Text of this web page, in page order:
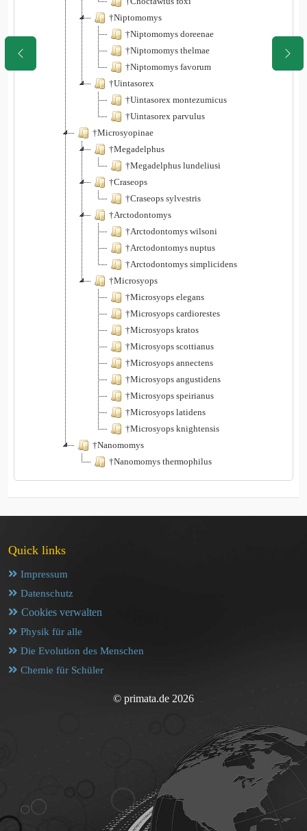
†Niptomomys
†Niptomomys doreenae
†Niptomomys thelmae
†Niptomomys favorum
†Uintasorex
†Uintasorex montezumicus
†Uintasorex parvulus
†Microsyopinae
†Megadelphus
†Megadelphus lundeliusi
†Craseops
†Craseops sylvestris
†Arctodontomys
†Arctodontomys wilsoni
†Arctodontomys nuptus
†Arctodontomys simplicidens
†Microsyops
†Microsyops elegans
†Microsyops cardiorestes
†Microsyops kratos
†Microsyops scottianus
†Microsyops annectens
†Microsyops angustidens
†Microsyops speirianus
†Microsyops latidens
†Microsyops knightensis
†Nanomomys
†Nanomomys thermophilus
Quick links
Impressum
Datenschutz
Cookies verwalten
Physik für alle
Die Evolution des Menschen
Chemie für Schüler
© primata.de 2026